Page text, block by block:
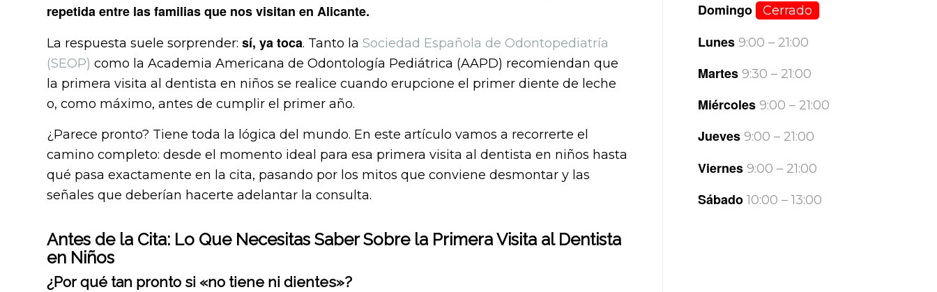
repetida entre las familias que nos visitan en Alicante.
La respuesta suele sorprender: sí, ya toca. Tanto la Sociedad Española de Odontopediatría
(SEOP) como la Academia Americana de Odontología Pediátrica (AAPD) recomiendan que
la primera visita al dentista en niños se realice cuando erupcione el primer diente de leche
o, como máximo, antes de cumplir el primer año.
¿Parece pronto? Tiene toda la lógica del mundo. En este artículo vamos a recorrerte el
camino completo: desde el momento ideal para esa primera visita al dentista en niños hasta
qué pasa exactamente en la cita, pasando por los mitos que conviene desmontar y las
señales que deberían hacerte adelantar la consulta.
Antes de la Cita: Lo Que Necesitas Saber Sobre la Primera Visita al Dentista
en Niños
¿Por qué tan pronto si «no tiene ni dientes»?
Domingo Cerrado
Lunes 9:00 – 21:00
Martes 9:30 – 21:00
Miércoles 9:00 – 21:00
Jueves 9:00 – 21:00
Viernes 9:00 – 21:00
Sábado 10:00 – 13:00